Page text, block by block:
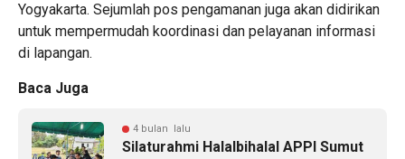
Yogyakarta. Sejumlah pos pengamanan juga akan didirikan
untuk mempermudah koordinasi dan pelayanan informasi
di lapangan.
Baca Juga
4 bulan lalu
Silaturahmi Halalbihalal APPI Sumut